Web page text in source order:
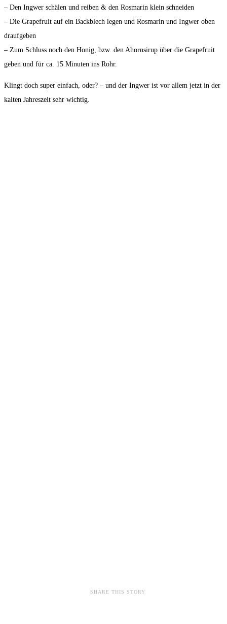
– Den Ingwer schälen und reiben & den Rosmarin klein schneiden
– Die Grapefruit auf ein Backblech legen und Rosmarin und Ingwer oben
draufgeben
– Zum Schluss noch den Honig, bzw. den Ahornsirup über die Grapefruit
geben und für ca. 15 Minuten ins Rohr.
Klingt doch super einfach, oder? – und der Ingwer ist vor allem jetzt in der
kalten Jahreszeit sehr wichtig.
SHARE THIS STORY